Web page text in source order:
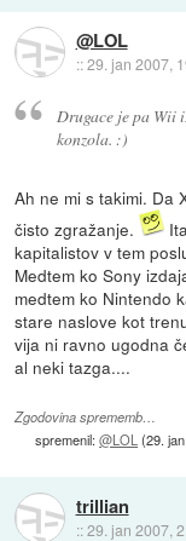
@LOL
::29. jan 2007,
Drugace je pa Wii
konzola. :)
Ah ne mi s takimi. Da
čisto zgražanje.
kapitalistov v tem
Medtem ko Sony
medtem ko Nintendo
stare naslove kot
vija ni ravno ugodna
al neki tazga....
Zgodovina sprememb…
spremenil:@LOL(29.
trillian
::29. jan 2007,